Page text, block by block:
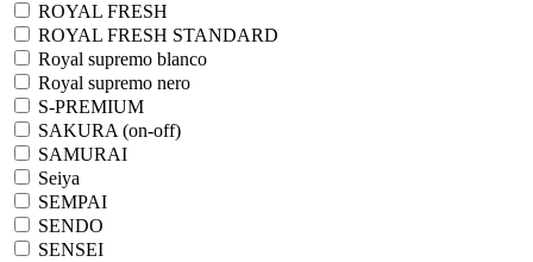
ROYAL FRESH
ROYAL FRESH STANDARD
Royal supremo blanco
Royal supremo nero
S-PREMIUM
SAKURA (on-off)
SAMURAI
Seiya
SEMPAI
SENDO
SENSEI